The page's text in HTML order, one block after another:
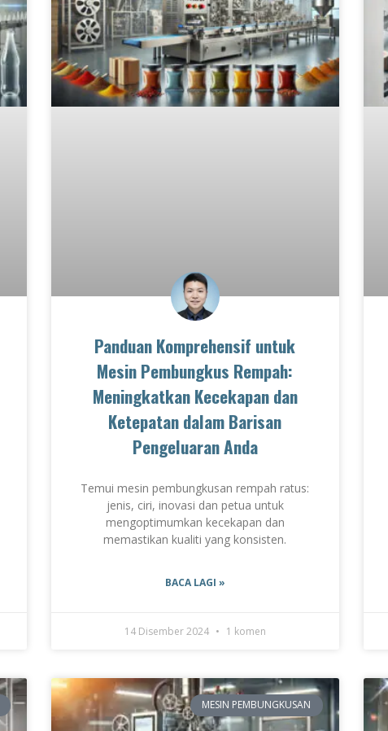
Panduan Komprehensif untuk
Mesin Pembungkus Rempah:
Meningkatkan Kecekapan dan
Ketepatan dalam Barisan
Pengeluaran Anda
Temui mesin pembungkusan rempah ratus:
jenis, ciri, inovasi dan petua untuk
mengoptimumkan kecekapan dan
memastikan kualiti yang konsisten.
BACA LAGI »
14 Disember 2024 1 komen
MESIN PEMBUNGKUSAN